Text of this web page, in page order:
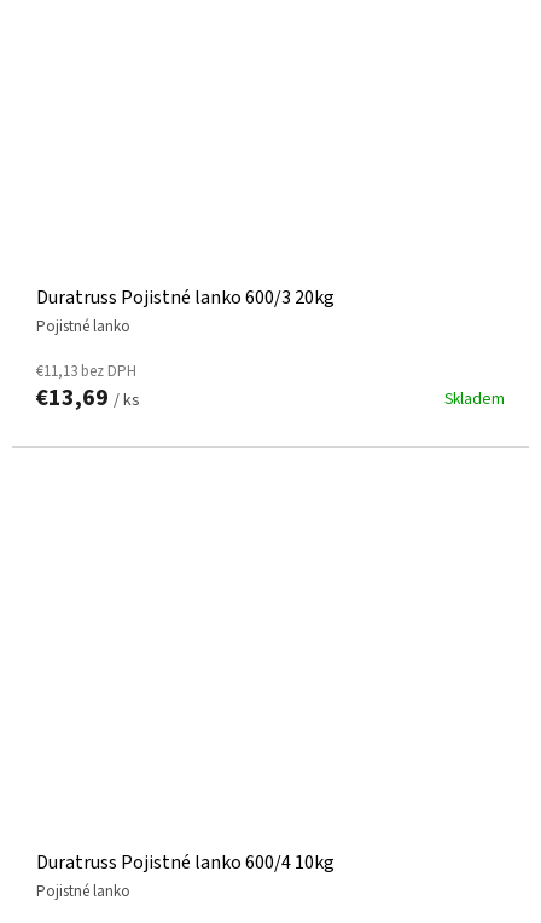
Duratruss Pojistné lanko 600/3 20kg
Pojistné lanko
Skladem
€11,13 bez DPH
€13,69 / ks
Duratruss Pojistné lanko 600/4 10kg
Pojistné lanko